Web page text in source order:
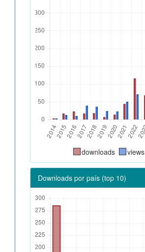
downloads views
Downloads por país (top 10)